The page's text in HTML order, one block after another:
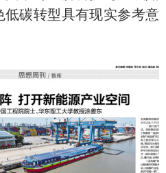
碳转型具有现实参考意